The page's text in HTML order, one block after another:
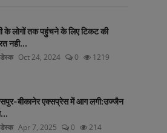
के लोगों तक पहुंचने के लिए टिकट की
नही...
Oct 24, 2024 0 1219
बीकानेर एक्सप्रेस में आग लगी:उज्जैन
Apr 7, 2025 0 214